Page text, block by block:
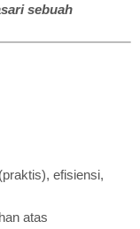
sebuah
efisiensi,
atas